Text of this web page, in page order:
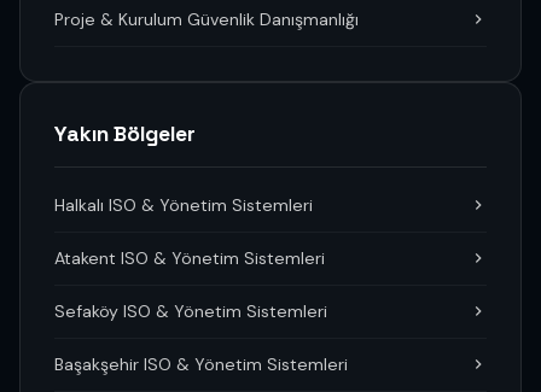
Proje & Kurulum Güvenlik Danışmanlığı
Yakın Bölgeler
Halkalı ISO & Yönetim Sistemleri
Atakent ISO & Yönetim Sistemleri
Sefaköy ISO & Yönetim Sistemleri
Başakşehir ISO & Yönetim Sistemleri